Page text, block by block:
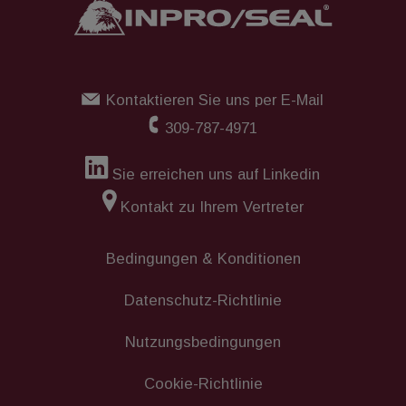
dieser Benutzer ein Administrator für Ihr
Unternehmen sein soll, dann klicken Sie
Unternehmensbenutzer angezeigt. Das
System schickt dem neuen Benutzer
zur Einrichtung seines Passworts.
Kontaktieren Sie uns per E-Mail
309-787-4971
Sie erreichen uns auf Linkedin
Kontakt zu Ihrem Vertreter
Bedingungen & Konditionen
Datenschutz-Richtlinie
Nutzungsbedingungen
Cookie-Richtlinie